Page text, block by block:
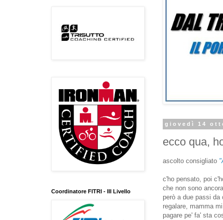
giovedì 14
ecco qua,
ascolto consigliato
c'ho pensato, poi
che non sono
però a due passi
regalare, mamma
pagare pe' fa' sta
Coordinatore FITRI - III Livello